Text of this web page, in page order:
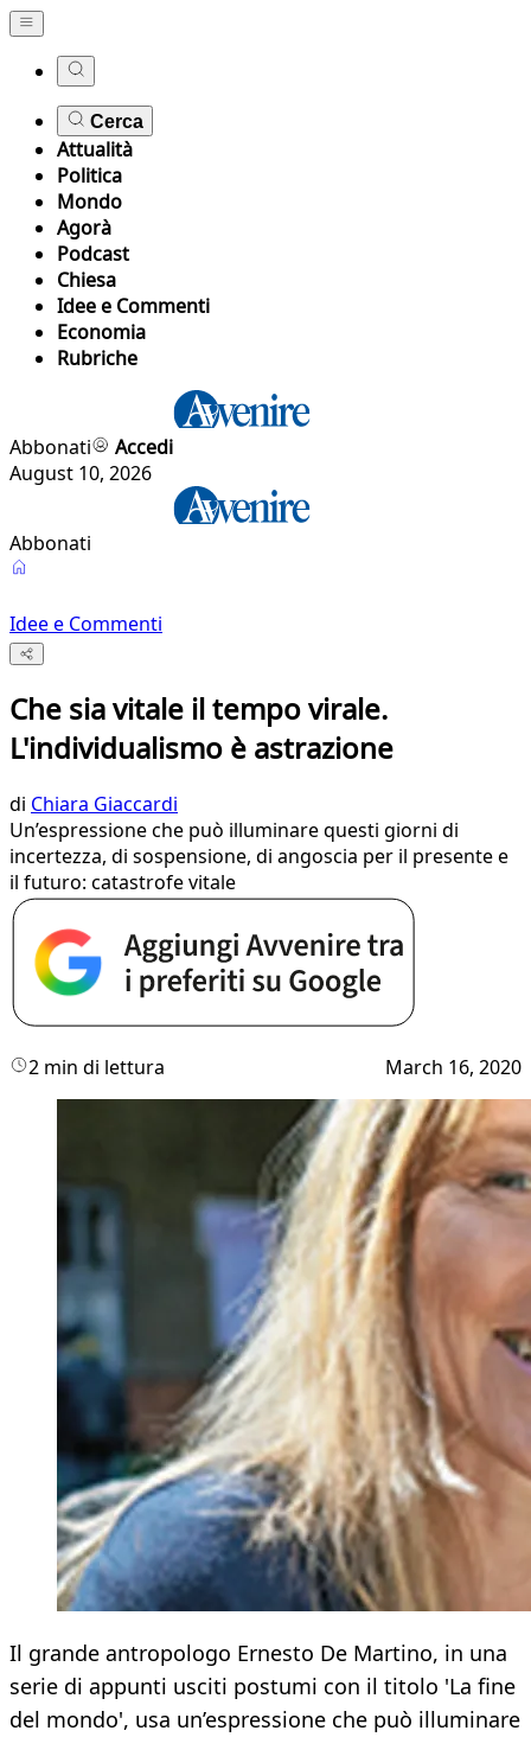
Cerca
Attualità
Politica
Mondo
Agorà
Podcast
Chiesa
Idee e Commenti
Economia
Rubriche
Abbonati
Accedi
August 10, 2026
Abbonati
Idee e Commenti
Che sia vitale il tempo virale.
L'individualismo è astrazione
di Chiara Giaccardi
Un’espressione che può illuminare questi giorni di
incertezza, di sospensione, di angoscia per il presente e
il futuro: catastrofe vitale
2 min di lettura March 16, 2020
Il grande antropologo Ernesto De Martino, in una
serie di appunti usciti postumi con il titolo 'La fine
del mondo', usa un’espressione che può illuminare